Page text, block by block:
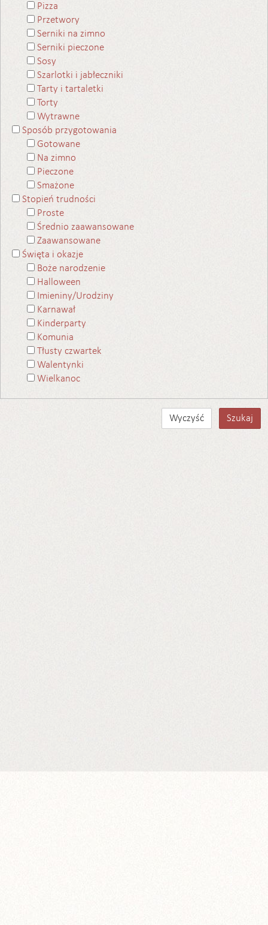
Pizza
Przetwory
Serniki na zimno
Serniki pieczone
Sosy
Szarlotki i jabłeczniki
Tarty i tartaletki
Torty
Wytrawne
Sposób przygotowania
Gotowane
Na zimno
Pieczone
Smażone
Stopień trudności
Proste
Średnio zaawansowane
Zaawansowane
Święta i okazje
Boże narodzenie
Halloween
Imieniny/Urodziny
Karnawał
Kinderparty
Komunia
Tłusty czwartek
Walentynki
Wielkanoc